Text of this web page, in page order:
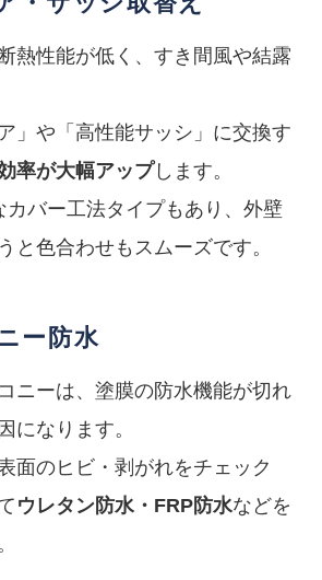
熱性能が低く、すき間風や結露
」や「高性能サッシ」に交換す
率が大幅アップします。
カバー工法タイプもあり、外壁
と色合わせもスムーズです。
ー防水
ニーは、塗膜の防水機能が切れ
になります。
面のヒビ・剥がれをチェック
ウレタン防水・FRP防水などを